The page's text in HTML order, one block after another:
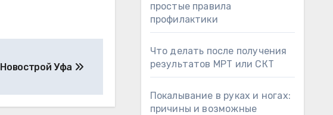
Новострой Уфа
простые правила
профилактики
Что делать после получения
результатов МРТ или СКТ
Покалывание в руках и ногах:
причины и возможные